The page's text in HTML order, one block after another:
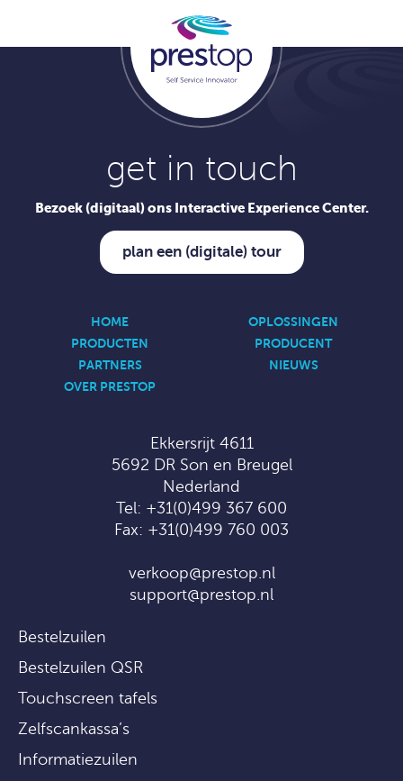
get in touch
Bezoek (digitaal) ons Interactive Experience Center.
plan een (digitale) tour
HOME
OPLOSSINGEN
PRODUCTEN
PRODUCENT
PARTNERS
NIEUWS
OVER PRESTOP
Ekkersrijt 4611
5692 DR Son en Breugel
Nederland
Tel: +31(0)499 367 600
Fax: +31(0)499 760 003
verkoop@prestop.nl
support@prestop.nl
Bestelzuilen
Bestelzuilen QSR
Touchscreen tafels
Zelfscankassa’s
Informatiezuilen